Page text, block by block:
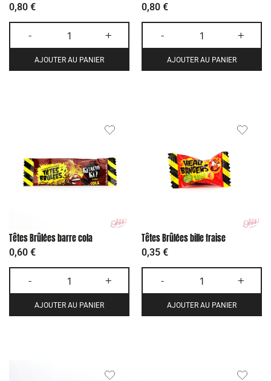
0,80 €
- +
AJOUTER AU PANIER
0,80 €
- +
AJOUTER AU PANIER
Têtes Brûlées barre cola
0,60 €
- +
AJOUTER AU PANIER
Têtes Brûlées bille fraise
0,35 €
- +
AJOUTER AU PANIER